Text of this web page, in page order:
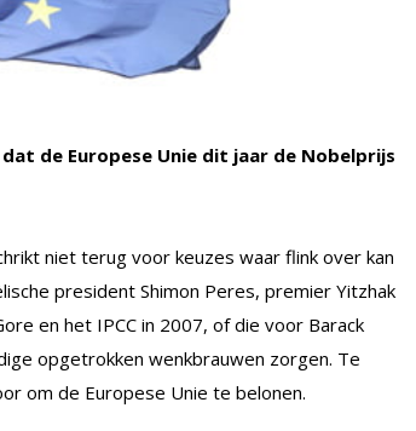
de Europese Unie dit jaar de Nobelprijs
niet terug voor keuzes waar flink over kan
president Shimon Peres, premier Yitzhak
en het IPCC in 2007, of die voor Barack
opgetrokken wenkbrauwen zorgen. Te
om de Europese Unie te belonen.